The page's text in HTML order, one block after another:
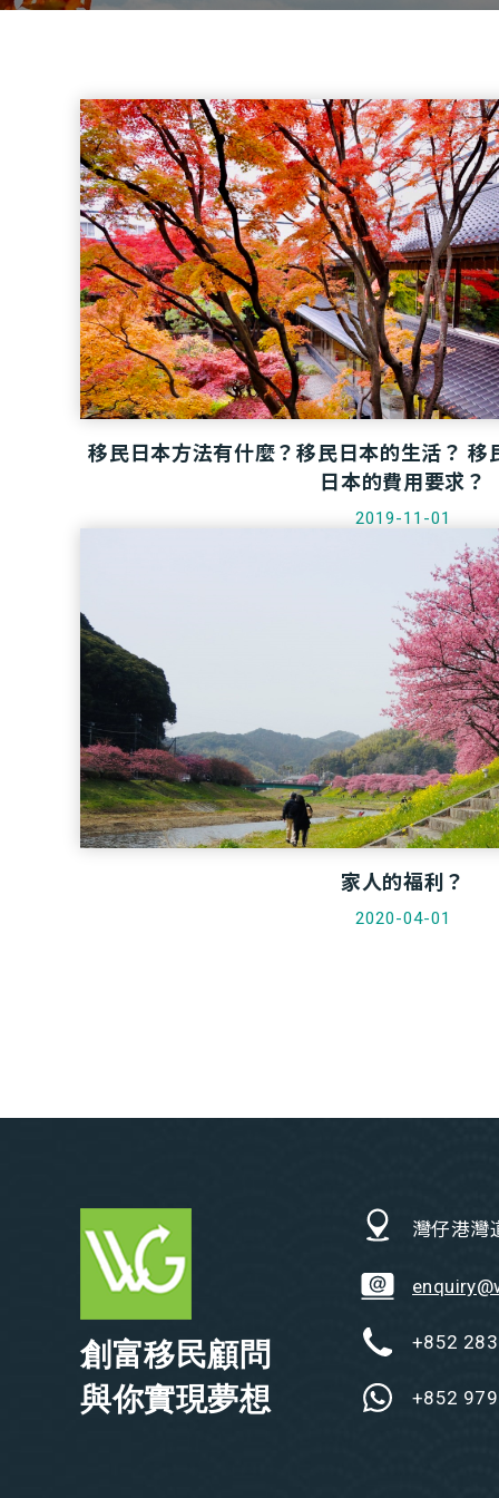
移民日本方法有什麼？移民日本的生活？ 移
日本的費用要求？
2019-11-01
家人的福利？
2020-04-01
創富移民顧問
與你實現夢想
灣仔港灣
+852
+852